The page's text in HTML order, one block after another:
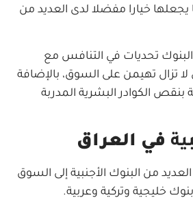
يجعلها خيارا مفضلا لدى العديد من
تحديات في التنافس مع
لا تزال تهيمن على السوق، بالإضافة
بنقص الكوادر البشرية المدربة
في العراق
دخلت العديد من البنوك الأجنبية إلى السوق
خليجية وتركية وعربية.